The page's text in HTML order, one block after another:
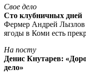
Свое дело
Сто клубничных дней
Фермер Андрей Лызлов
ягоды в Коми есть
На посту
Денис Кнутарев:
дело»